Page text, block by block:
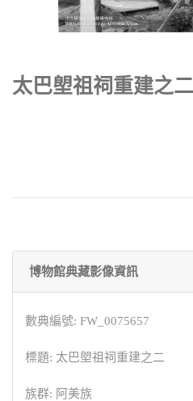
太巴塱祖祠重建之二
博物館典藏影像資訊
數典編號: FW_0075657
標題: 太巴塱祖祠重建之二
族群: 阿美族